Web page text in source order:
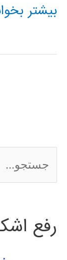
دانلود
آرژانتین
2016
بیشتر
س
ج
رفع